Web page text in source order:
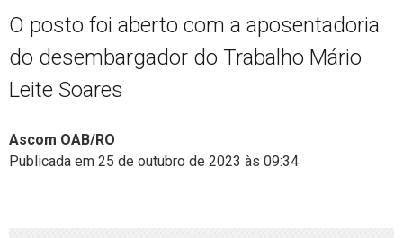
O posto foi aberto com a aposentadoria
do desembargador do Trabalho Mário
Leite Soares
Ascom OAB/RO
Publicada em 25 de outubro de 2023 às 09:34